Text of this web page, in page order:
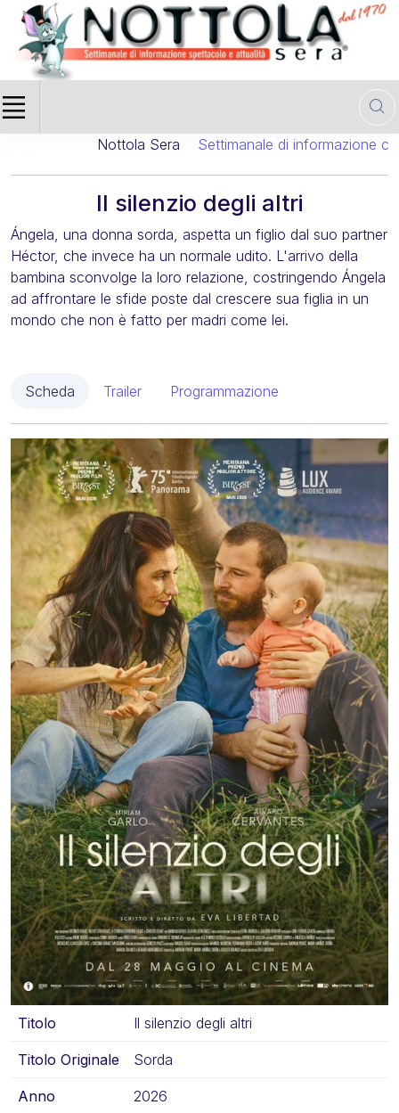
Nottola Sera Settimanale di informazione
Il silenzio degli altri
Ángela, una donna sorda, aspetta un figlio dal suo partner
Héctor, che invece ha un normale udito. L'arrivo della
bambina sconvolge la loro relazione, costringendo Ángela
ad affrontare le sfide poste dal crescere sua figlia in un
mondo che non è fatto per madri come lei.
Scheda Trailer Programmazione
Titolo Il silenzio degli altri
Titolo Originale Sorda
Anno 2026